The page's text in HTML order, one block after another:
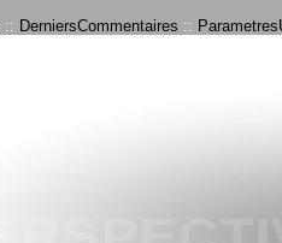
:: DerniersCommentaires ::